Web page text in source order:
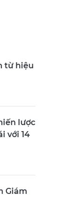
từ hiệu
lược
với 14
Giám